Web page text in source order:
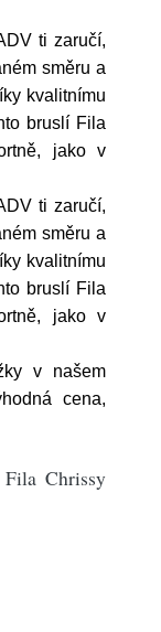
ti zaručí,
směru a
kvalitnímu
bruslí Fila
jako v
ti zaručí,
směru a
kvalitnímu
bruslí Fila
jako v
v našem
cena,
Chrissy